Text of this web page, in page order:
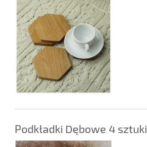
Podkładki Dębowe 4 sztuki